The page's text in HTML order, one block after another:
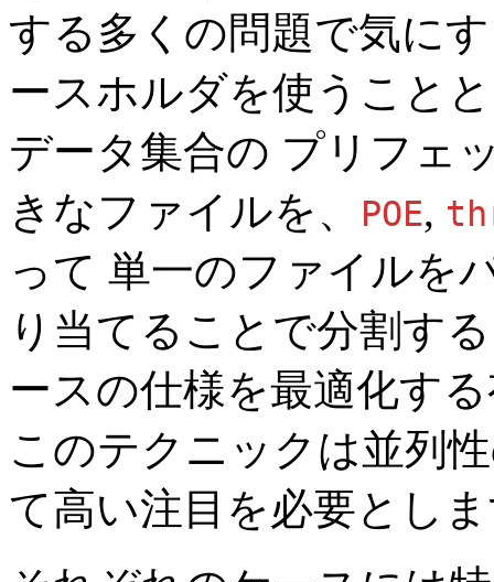
する多くの問題で気に
ースホルダを使うこと
データ集合の プリフェ
きなファイルを、
POE,
って 単一のファイルを
り当てることで分割す
ースの仕様を最適化す
このテクニックは並列
て高い注目を必要とし